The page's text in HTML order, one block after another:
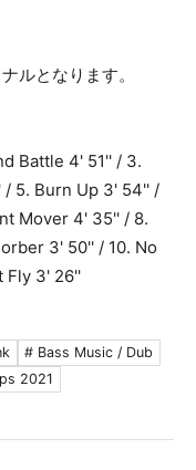
ルとなります。
Battle 4' 51'' / 3.
5. Burn Up 3' 54'' /
Mover 4' 35'' / 8.
3' 50'' / 10. No
Fly 3' 26''
# Bass Music / Dub
2021